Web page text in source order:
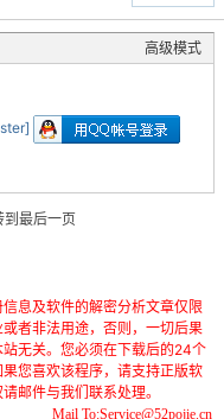
高级模式
到最后一页
息及软件的解密分析文章仅限
者非法用途，否则，一切后果
无关。您必须在下载后的24个
您喜欢该程序，请支持正版软
邮件与我们联系处理。
Mail To:Service@52pojie.cn